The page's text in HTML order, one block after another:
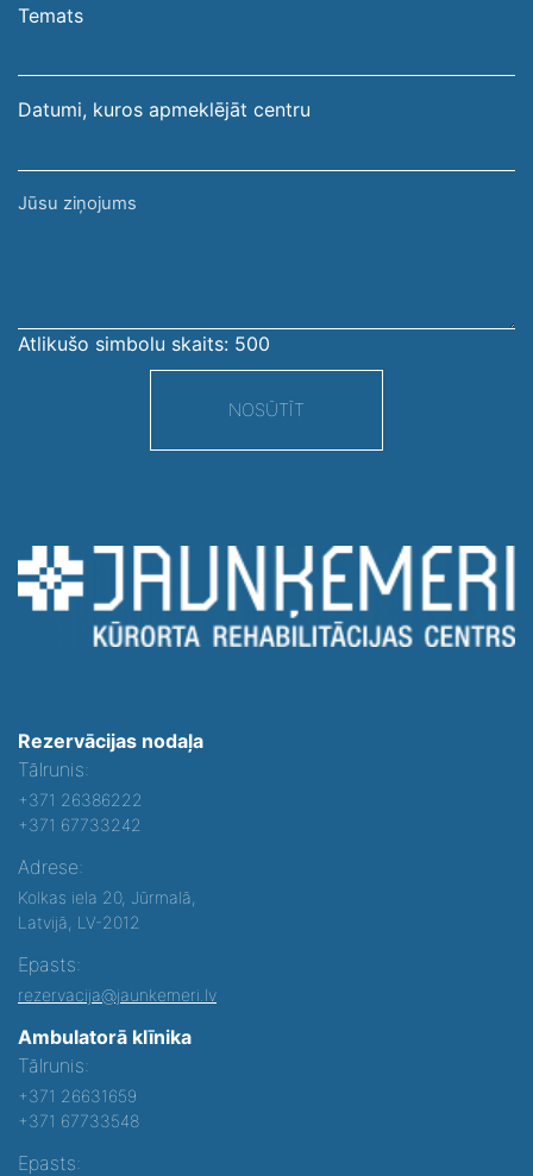
pasta
Temats
Datumi, kuros apmeklējāt centru
Jūsu
Atlikušo simbolu skaits: 500
NOSŪTĪT
Rezervācijas nodaļa
Tālrunis:
+371 26386222
+371 67733242
Adrese:
Kolkas iela 20, Jūrmalā,
Latvijā, LV-2012
Epasts:
rezervacija@jaunkemeri.lv
Ambulatorā klīnika
Tālrunis:
+371 26631659
+371 67733548
Epasts: